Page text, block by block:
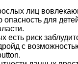
лиц
для
риск
с